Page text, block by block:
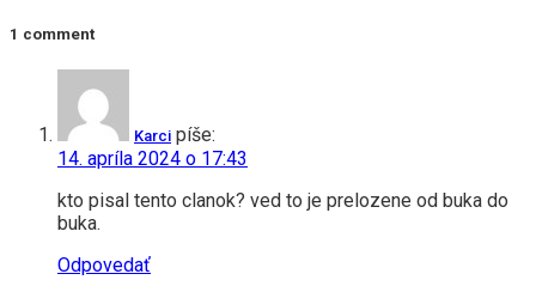
1 comment
Karci píše:
14. apríla 2024 o 17:43
kto pisal tento clanok? ved to je prelozene od buka do
buka.
Odpovedať